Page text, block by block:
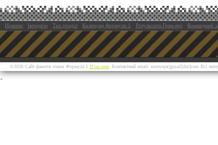
Новини Інтерв'ю Тех.розділ Календар формули 1 Результати Гран-прі Командний
©2026 Сайт фанатів гонок Формула 1 f1-ua.com Контактний email: noteyu(at)gmail[dot]com Всі